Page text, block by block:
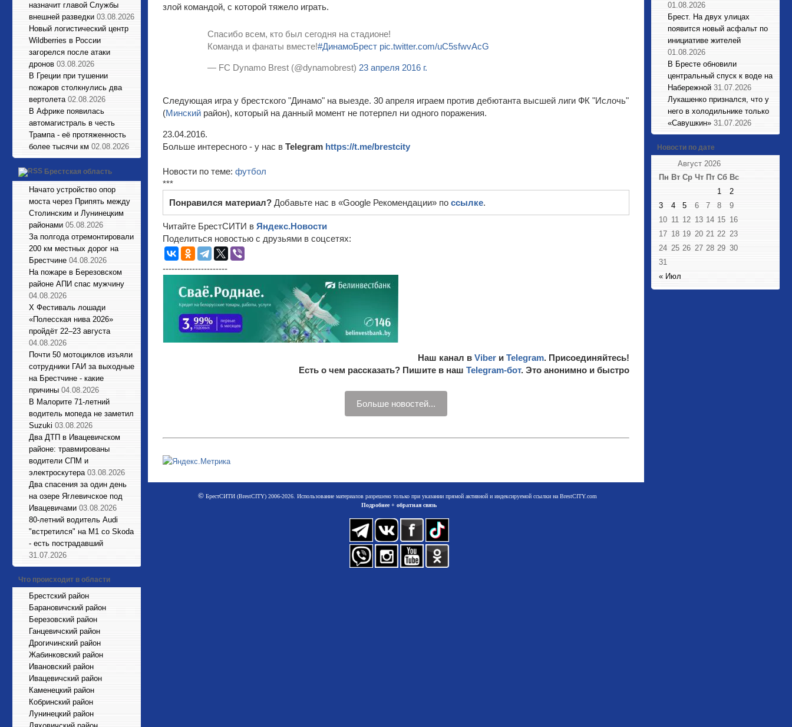
назначит главой Службы
внешней разведки 03.08.2026
Новый логистический центр
Wildberries в России
загорелся после атаки
дронов 03.08.2026
В Греции при тушении
пожаров столкнулись два
вертолета 02.08.2026
В Африке появилась
автомагистраль в честь
Трампа - её протяженность
более тысячи км 02.08.2026
Брестская область
Начато устройство опор
моста через Припять между
Столинским и Лунинецким
районами 05.08.2026
За полгода отремонтировали
200 км местных дорог на
Брестчине 04.08.2026
На пожаре в Березовском
районе АПИ спас мужчину
04.08.2026
X Фестиваль лошади
«Полесская нива 2026»
пройдёт 22–23 августа
04.08.2026
Почти 50 мотоциклов изъяли
сотрудники ГАИ за выходные
на Брестчине - какие
причины 04.08.2026
В Малорите 71-летний
водитель мопеда не заметил
Suzuki 03.08.2026
Два ДТП в Ивацевичском
районе: травмированы
водители СПМ и
электроскутера 03.08.2026
Два спасения за один день
на озере Яглевичское под
Ивацевичами 03.08.2026
80-летний водитель Audi
"встретился" на М1 со Skoda
- есть пострадавший
31.07.2026
Что происходит в области
Брестский район
Барановичский район
Березовский район
Ганцевичский район
Дрогичинский район
Жабинковский район
Ивановский район
Ивацевичский район
Каменецкий район
Кобринский район
Лунинецкий район
злой командой, с которой тяжело играть.
Спасибо всем, кто был сегодня на стадионе!
Команда и фанаты вместе!#ДинамоБрест pic.twitter.com/uC5sfwvAcG
— FC Dynamo Brest (@dynamobrest) 23 апреля 2016 г.
Следующая игра у брестского "Динамо" на выезде. 30 апреля играем против дебютанта высшей лиги ФК "Ислочь"
(Минский район), который на данный момент не потерпел ни одного поражения.
23.04.2016.
Больше интересного - у нас в Telegram https://t.me/brestcity
Новости по теме: футбол
***
Понравился материал? Добавьте нас в «Google Рекомендации» по ссылке.
Читайте БрестСИТИ в Яндекс.Новости
Поделиться новостью с друзьями в соцсетях:
----------------------
Наш канал в Viber и Telegram. Присоединяйтесь!
Есть о чем рассказать? Пишите в наш Telegram-бот. Это анонимно и быстро
Больше новостей...
©БрестСИТИ (BrestCITY) 2006-2026. Использование материалов разрешено только при указании прямой активной и индексируемой ссылки на BrestCITY.com
Подробнее + обратная связь
01.08.2026
Брест. На двух улицах
появится новый асфальт по
инициативе жителей
01.08.2026
В Бресте обновили
центральный спуск к воде на
Набережной 31.07.2026
Лукашенко признался, что у
него в холодильнике только
«Савушкин» 31.07.2026
Новости по дате
Август 2026
Пн Вт Ср Чт Пт Сб Вс
« Июл
1
2
3
4 5 6 7 8
9
10 11 12 13 14 15 16
17 18 19 20 21 22 23
24 25 26 27 28 29 30
31